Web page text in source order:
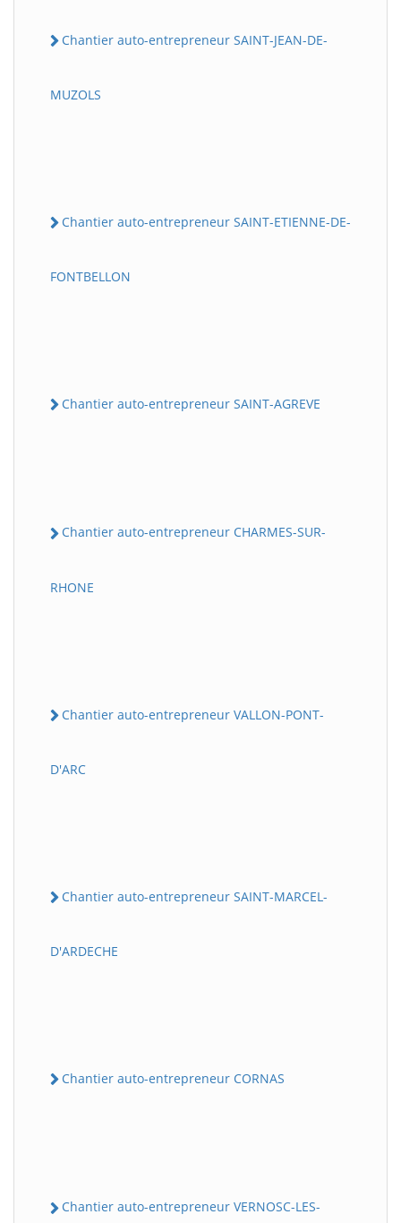
Chantier auto-entrepreneur SAINT-JEAN-DE-
MUZOLS
Chantier auto-entrepreneur SAINT-ETIENNE-DE-
FONTBELLON
Chantier auto-entrepreneur SAINT-AGREVE
Chantier auto-entrepreneur CHARMES-SUR-
RHONE
Chantier auto-entrepreneur VALLON-PONT-
D'ARC
Chantier auto-entrepreneur SAINT-MARCEL-
D'ARDECHE
Chantier auto-entrepreneur CORNAS
Chantier auto-entrepreneur VERNOSC-LES-